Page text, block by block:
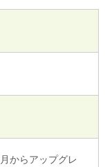
からアップグレ